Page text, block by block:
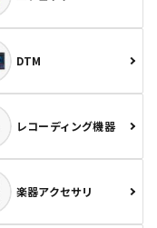
DTM
レコーディング機器
楽器アクセサリ